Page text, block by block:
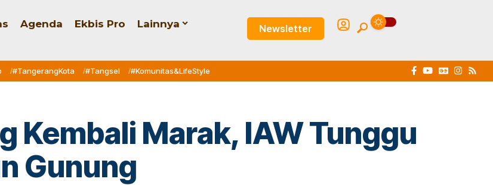
Agenda Ekbis Pro Lainnya Newsletter
#TangerangKota #Tangsel #Komunitas&LifeStyle
Kembali Marak, IAW Tunggu
Gunung